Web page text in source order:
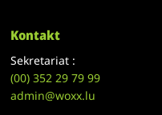
Kontakt
Sekretariat :
(00)352 29 79 99
admin@woxx.lu